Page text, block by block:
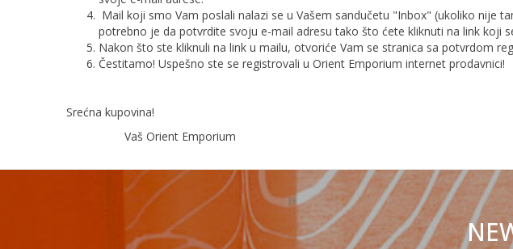
Mail koji smo Vam poslali nalazi se u Vašem sandučetu "Inbox" (ukoliko nije
potrebno je da potvrdite svoju e-mail adresu tako što ćete kliknuti na link koji
Nakon što ste kliknuli na link u mailu, otvoriće Vam se stranica sa potvrdom
Čestitamo! Uspešno ste se registrovali u Orient Emporium internet prodavnici!
Srećna kupovina!
Vaš Orient Emporium